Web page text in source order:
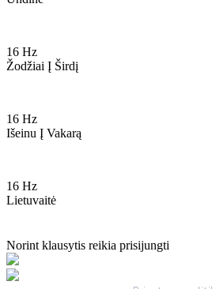
16 Hz
Žodžiai Į Širdį
16 Hz
Išeinu Į Vakarą
16 Hz
Lietuvaitė
Norint klausytis reikia prisijungti